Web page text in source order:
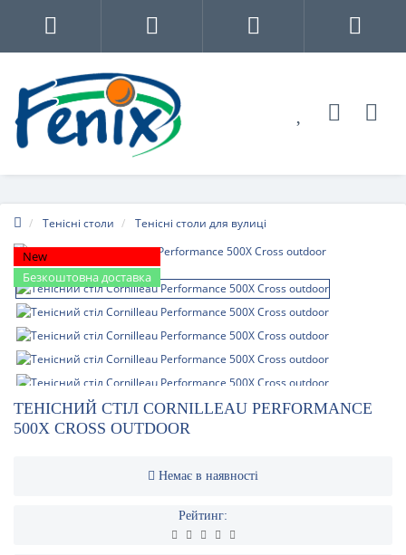
Тенісні столи Тенісні столи для вулиці
New
Безкоштовна доставка
ТЕНІСНИЙ СТІЛ CORNILLEAU PERFORMANCE
500X CROSS OUTDOOR
Немає в наявності
Рейтинг: